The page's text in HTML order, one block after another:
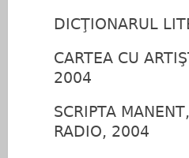
DICŢIONARUL
CARTEA CU
2004
SCRIPTA
RADIO, 2004